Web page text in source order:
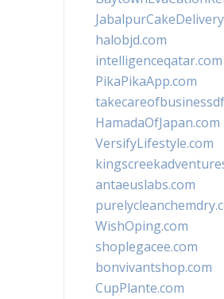
halobjd.com
intelligenceqatar.com
PikaPikaApp.com
HamadaOfJapan.com
VersifyLifestyle.com
antaeuslabs.com
WishOping.com
shoplegacee.com
bonvivantshop.com
CupPlante.com